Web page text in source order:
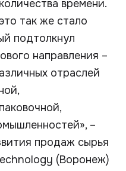
времени.
так же стало
подтолкнул
направления –
отраслей
–
продаж сырья
(Воронеж)